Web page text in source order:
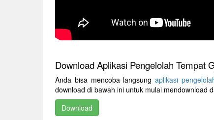
Download Aplikasi Pengelolah Tempat
Anda bisa mencoba langsung aplikasi
download di bawah ini untuk mulai mendownload
Download